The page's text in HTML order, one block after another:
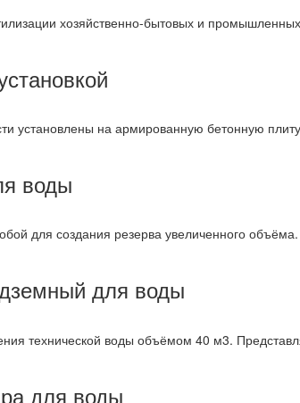
хозяйственно-бытовых и
установлены на армированную бетонную
воды
для создания резерва увеличенного
для воды
технической воды объёмом 40 м3.
для воды